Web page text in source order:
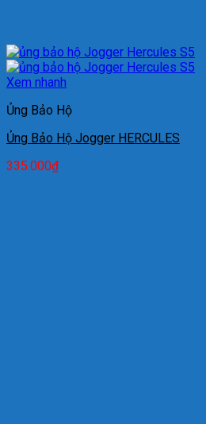
Xem nhanh
Ủng Bảo Hộ
Ủng Bảo Hộ Jogger HERCULES
335.000₫